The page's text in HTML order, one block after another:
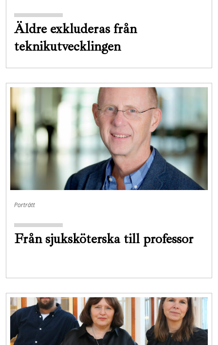
Äldre exkluderas från
teknikutvecklingen
Porträtt
Från sjuksköterska till professor